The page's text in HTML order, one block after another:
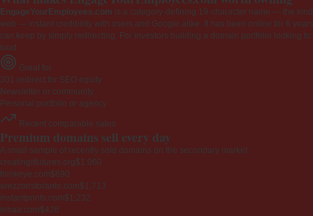
EngageYourEmployees.com is a category-defining 19-character name — the
web — instant credibility with users and Google alike. It has been online for 6
can keep by simply redirecting. For investors building a domain portfolio looking
loud.
Great for
301 redirect for SEO equity
Newsletter or community
Personal portfolio or agency
Recent comparable sales
Premium domains sell every day
A small sample of recently sold domains on the secondary market.
creatingitfutures.org$1,060
thinkeye.com$690
arezzoristorante.com$1,713
instantprints.com$1,232
intraa.com$426